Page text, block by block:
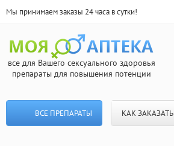
Мы принимаем заказы 24 часа в сутки!
все для Вашего сексуального здоровья
препараты для повышения потенции
ВСЕ ПРЕПАРАТЫ КАК ЗАКАЗАТЬ